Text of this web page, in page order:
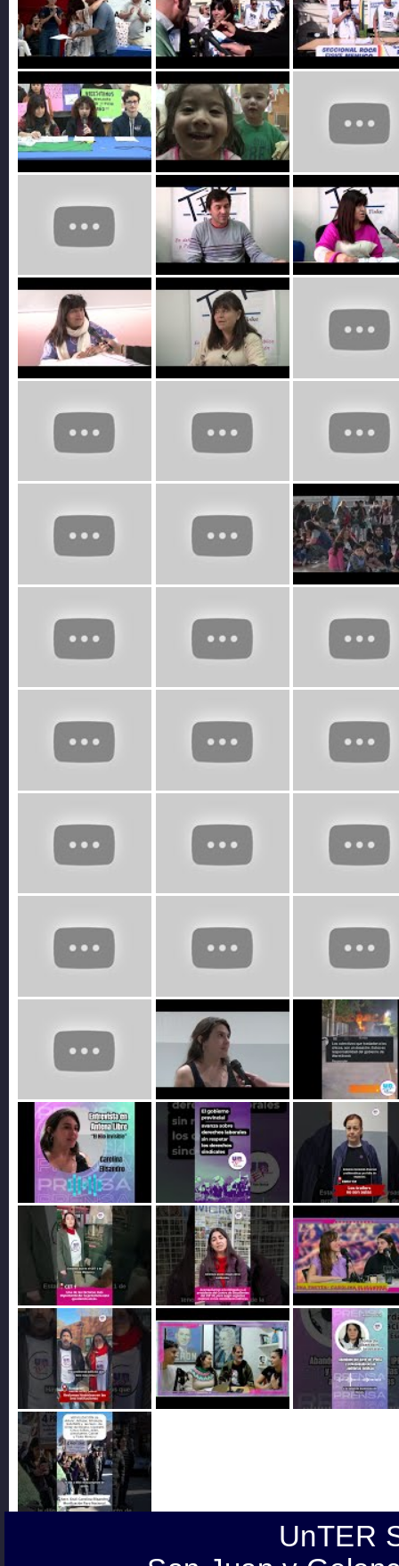
UnTER